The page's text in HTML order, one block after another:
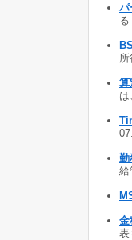
パ
算
勤
給
金
表